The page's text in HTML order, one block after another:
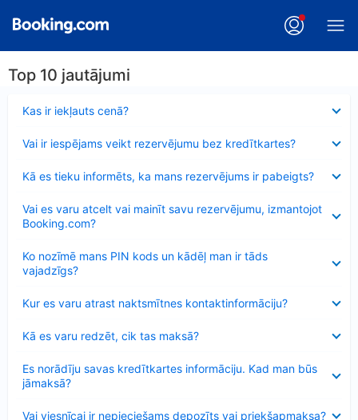
Top 10 jautājumi
Kas ir iekļauts cenā?
Vai ir iespējams veikt rezervējumu bez kredītkartes?
Kā es tieku informēts, ka mans rezervējums ir pabeigts?
Vai es varu atcelt vai mainīt savu rezervējumu, izmantojot
Booking.com?
Ko nozīmē mans PIN kods un kādēļ man ir tāds
vajadzīgs?
Kur es varu atrast naktsmītnes kontaktinformāciju?
Kā es varu redzēt, cik tas maksā?
Es norādīju savas kredītkartes informāciju. Kad man būs
jāmaksā?
Vai viesnīcai ir nepieciešams depozīts vai priekšapmaksa?